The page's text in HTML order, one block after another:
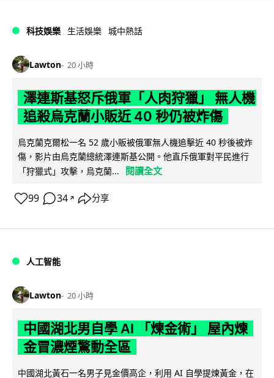
科技娛樂 生活娛樂 城中熱話
Lawton 20 小時
澤連斯基怒斥俄軍「人肉狩獵」 無人機
追殺烏克蘭小販近 40 秒仍被炸傷
烏克蘭克爾松一名 52 歲小販被俄軍無人機追擊近 40 秒後被炸
傷，影片由烏克蘭總統澤連斯基公開。他直斥俄軍對平民進行
「狩獵式」攻擊，烏克蘭...
閱讀全文
99 34 ↗ 分享
人工智能
Lawton 20 小時
中國湖北男自學 AI 「煉金術」 屋內煉
金冒濃煙驚動全區
中國湖北黃石一名男子見金價高企，利用 AI 自學提煉黃金，在